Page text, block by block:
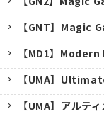
【GNT】Magic
【MD1】
【UMA】
【UMA】アルテ